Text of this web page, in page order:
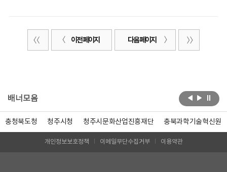
이전 페이지 다음 페이지
배너모음
충청북도청 청주시청 청주시문화산업진흥재단 충북과학기술혁신원
개인정보보호정책 이메일무단수집거부 이용약관